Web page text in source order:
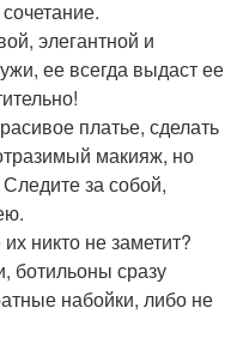
элегантной и
ее всегда выдаст ее
платье, сделать
макияж, но
за собой,
никто не заметит?
ботильоны сразу
набойки, либо не